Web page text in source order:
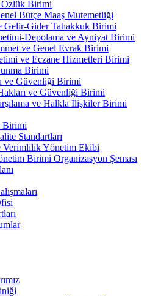
Özlük Birimi
Bütçe Maaş Mutemetliği
Gelir-Gider Tahakkuk Birimi
Depolama ve Ayniyat Birimi
ve Genel Evrak Birimi
ve Eczane Hizmetleri Birimi
Birimi
ve Güvenliği Birimi
ve Güvenliği Birimi
ve Halkla İlişkiler Birimi
Birimi
Standartları
Verimlilik Yönetim Ekibi
Birimi Organizasyon Şeması